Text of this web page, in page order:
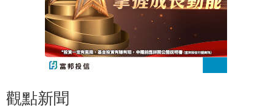
觀點新聞